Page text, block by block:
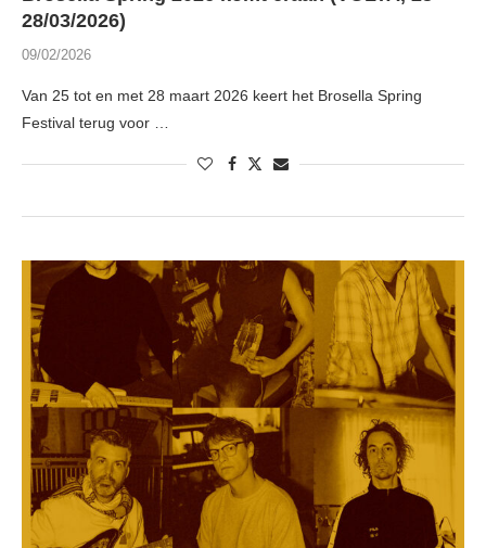
28/03/2026)
09/02/2026
Van 25 tot en met 28 maart 2026 keert het Brosella Spring
Festival terug voor …